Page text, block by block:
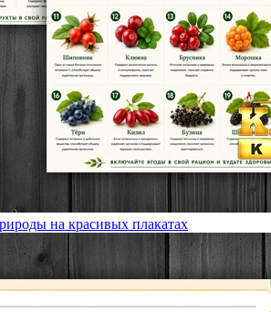
на красивых плакатах